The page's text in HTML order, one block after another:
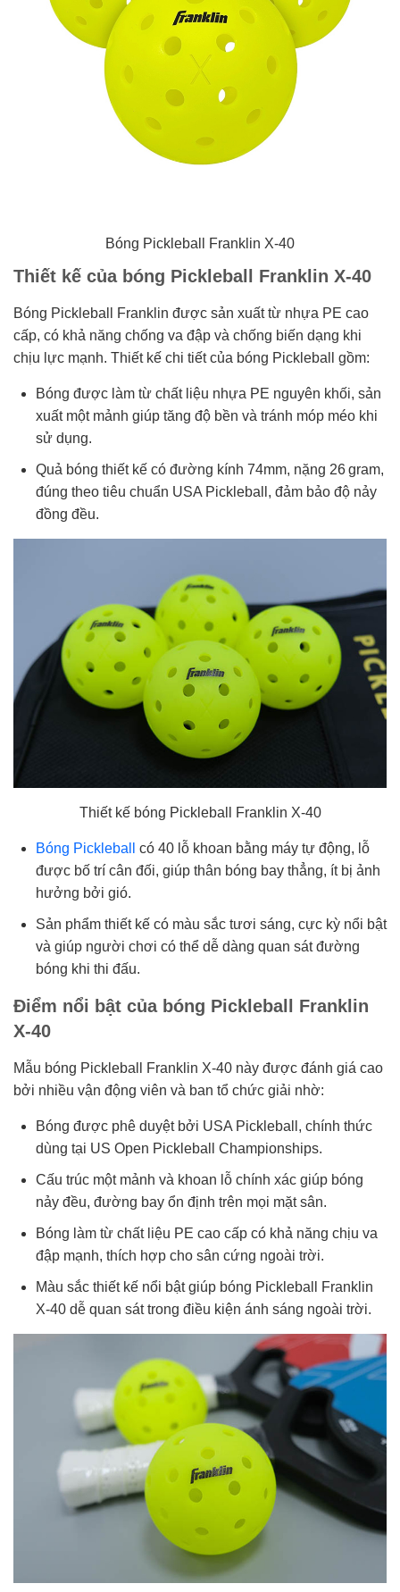
Bóng Pickleball Franklin X-40
Thiết kế của bóng Pickleball Franklin X-40
Bóng Pickleball Franklin được sản xuất từ nhựa PE cao
cấp, có khả năng chống va đập và chống biến dạng khi
chịu lực mạnh. Thiết kế chi tiết của bóng Pickleball gồm:
Bóng được làm từ chất liệu nhựa PE nguyên khối, sản
xuất một mảnh giúp tăng độ bền và tránh móp méo khi
sử dụng.
Quả bóng thiết kế có đường kính 74mm, nặng 26 gram,
đúng theo tiêu chuẩn USA Pickleball, đảm bảo độ nảy
đồng đều.
Thiết kế bóng Pickleball Franklin X-40
Bóng Pickleball
có 40 lỗ khoan bằng máy tự động, lỗ
được bố trí cân đối, giúp thân bóng bay thẳng, ít bị ảnh
hưởng bởi gió.
Sản phẩm thiết kế có màu sắc tươi sáng, cực kỳ nổi bật
và giúp người chơi có thể dễ dàng quan sát đường
bóng khi thi đấu.
Điểm nổi bật của bóng Pickleball Franklin
X-40
Mẫu bóng Pickleball Franklin X-40 này được đánh giá cao
bởi nhiều vận động viên và ban tổ chức giải nhờ:
Bóng được phê duyệt bởi USA Pickleball, chính thức
dùng tại US Open Pickleball Championships.
Cấu trúc một mảnh và khoan lỗ chính xác giúp bóng
nảy đều, đường bay ổn định trên mọi mặt sân.
Bóng làm từ chất liệu PE cao cấp có khả năng chịu va
đập mạnh, thích hợp cho sân cứng ngoài trời.
Màu sắc thiết kế nổi bật giúp bóng Pickleball Franklin
X-40 dễ quan sát trong điều kiện ánh sáng ngoài trời.